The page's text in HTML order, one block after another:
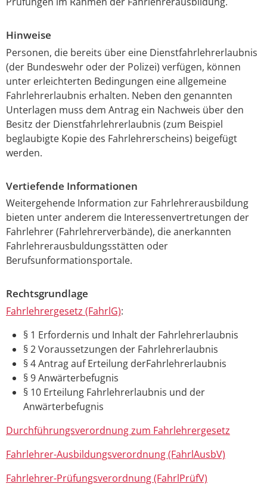
Hinweise
Personen, die bereits über eine Dienstfahrlehrerlaubnis
(der Bundeswehr oder der Polizei) verfügen, können
unter erleichterten Bedingungen eine allgemeine
Fahrlehrerlaubnis erhalten. Neben den genannten
Unterlagen muss dem Antrag ein Nachweis über den
Besitz der Dienstfahrlehrerlaubnis (zum Beispiel
beglaubigte Kopie des Fahrlehrerscheins) beigefügt
werden.
Vertiefende Informationen
Weitergehende Information zur Fahrlehrerausbildung
bieten unter anderem die Interessenvertretungen der
Fahrlehrer (Fahrlehrerverbände), die anerkannten
Fahrlehrerausbuldungsstätten oder
Berufsunformationsportale.
Rechtsgrundlage
Fahrlehrergesetz (FahrlG):
§ 1 Erfordernis und Inhalt der Fahrlehrerlaubnis
§ 2 Voraussetzungen der Fahrlehrerlaubnis
§ 4 Antrag auf Erteilung derFahrlehrerlaubnis
§ 9 Anwärterbefugnis
§ 10 Erteilung Fahrlehrerlaubnis und der
Anwärterbefugnis
Durchführungsverordnung zum Fahrlehrergesetz
Fahrlehrer-Ausbildungsverordnung (FahrlAusbV)
Fahrlehrer-Prüfungsverordnung (FahrlPrüfV)